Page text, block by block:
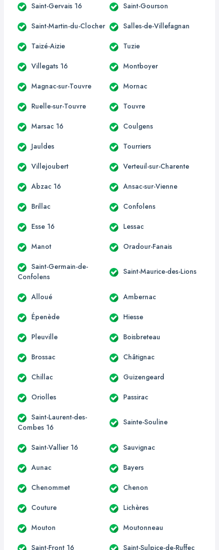
Saint-Gervais 16 Saint-Gourson
Saint-Martin-du-Clocher Salles-de-Villefagnan
Taizé-Aizie Tuzie
Villegats 16 Montboyer
Magnac-sur-Touvre Mornac
Ruelle-sur-Touvre Touvre
Marsac 16 Coulgens
Jauldes Tourriers
Villejoubert Verteuil-sur-Charente
Abzac 16 Ansac-sur-Vienne
Brillac Confolens
Esse 16 Lessac
Manot Oradour-Fanais
Saint-Germain-de-
Confolens
Saint-Maurice-des-Lions
Alloué Ambernac
Épenède Hiesse
Pleuville Boisbreteau
Brossac Châtignac
Chillac Guizengeard
Oriolles Passirac
Saint-Laurent-des-
Combes 16
Sainte-Souline
Saint-Vallier 16 Sauvignac
Aunac Bayers
Chenommet Chenon
Couture Lichères
Mouton Moutonneau
Saint-Front 16 Saint-Sulpice-de-Ruffec